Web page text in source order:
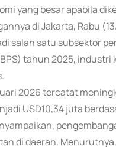
yang besar apabila
di Jakarta, Rabu
salah satu subsektor
tahun 2025, industri
2026 tercatat
USD10,34 juta
di daerah.